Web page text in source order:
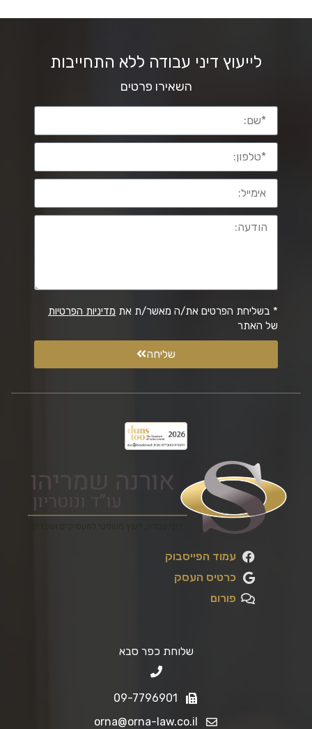
לייעוץ דיני עבודה ללא התחייבות
השאירו פרטים
* בשליחת הפרטים את/ה מאשר/ת את מדיניות הפרטיות
של האתר
שליחה
עמוד הפייסבוק
כרטיס העסק
פורום
שלוחת כפר סבא
09-7796901
orna@orna-law.co.il